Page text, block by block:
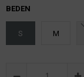
BEDEN
S M